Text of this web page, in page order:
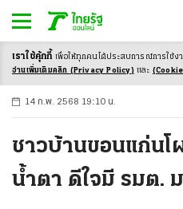
-ก ก ก+
14 ก.พ. 2568 19:10 น.
ชาวบ้านขอนแก่นโ
น้ำตา ดีใจมี รมต.
เราใช้คุ้กกี้ เพื่อให้ทุกคนได้ประสบการณ์การใช้
อ่านเพิ่มเติมคลิก (Privacy Policy) และ